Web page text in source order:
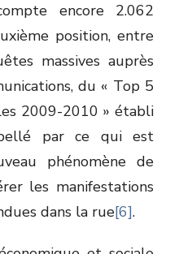
encore 2.062
position, entre
massives auprès
du « Top 5
2009-2010 » établi
par ce qui est
phénomène de
les manifestations
dans la rue[6].